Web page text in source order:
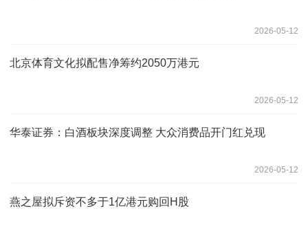
2026-05-12
北京体育文化拟配售净筹约2050万港元
2026-05-12
华泰证券：白酒板块深度调整 大众消费品开门红兑现
2026-05-12
燕之屋拟斥资不多于1亿港元购回H股